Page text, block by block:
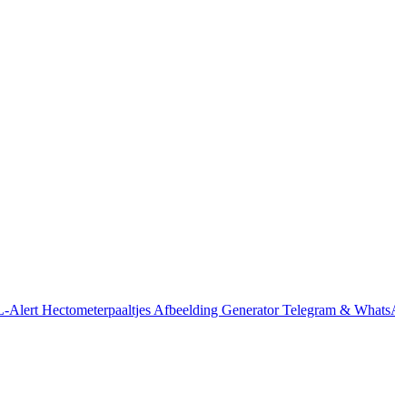
Alert Hectometerpaaltjes Afbeelding GeneratorTelegram &